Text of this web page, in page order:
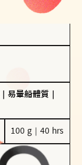
易暈船體質
100 g｜40 hrs